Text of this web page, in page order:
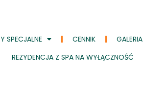
SPECJALNE CENNIK GALERIA
REZYDENCJA Z SPA NA WYŁĄCZNOŚĆ